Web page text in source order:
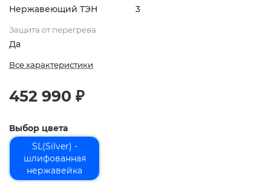
Нержавеющий ТЭН 3
Защита от перегрева
Да
Все характеристики
452 990 ₽
Выбор цвета
SL(Silver) -
шлифованная
нержавейка